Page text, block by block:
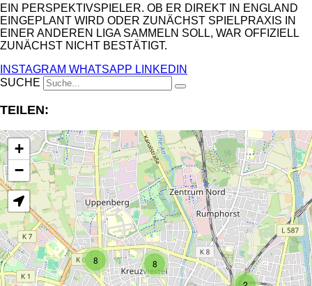
EIN PERSPEKTIVSPIELER. OB ER DIREKT IN ENGLAND
EINGEPLANT WIRD ODER ZUNÄCHST SPIELPRAXIS IN
EINER ANDEREN LIGA SAMMELN SOLL, WAR OFFIZIELL
ZUNÄCHST NICHT BESTÄTIGT.
INSTAGRAM WHATSAPP LINKEDIN
SUCHE
TEILEN:
8 8
+
−